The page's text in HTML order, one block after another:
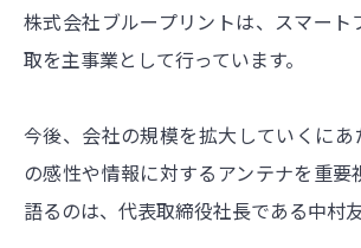
株式会社ブループリントは、スマート
取を主事業として行っています。
今後、会社の規模を拡大していくにあ
の感性や情報に対するアンテナを重要
語るのは、代表取締役社長である中村友